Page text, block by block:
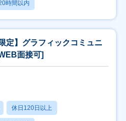
時間以内
定】グラフィックコミュニ
面接可]
休日120日以上